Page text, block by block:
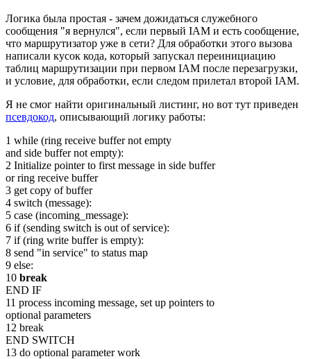
Логика была простая - зачем дожидаться служебного
сообщения "я вернулся", если первый IAM и есть сообщение,
что маршрутизатор уже в сети? Для обработки этого вызова
написали кусок кода, который запускал переинициацию
таблиц маршрутизации при первом IAM после перезагрузки,
и условие, для обработки, если следом прилетал второй IAM.
Я не смог найти оригинальный листинг, но вот тут приведен
псевдокод, описывающий логику работы:
1 while (ring receive buffer not empty
and side buffer not empty):
2 Initialize pointer to first message in side buffer
or ring receive buffer
3 get copy of buffer
4 switch (message):
5 case (incoming_message):
6 if (sending switch is out of service):
7 if (ring write buffer is empty):
8 send "in service" to status map
9 else:
10 break
END IF
11 process incoming message, set up pointers to
optional parameters
12 break
END SWITCH
13 do optional parameter work